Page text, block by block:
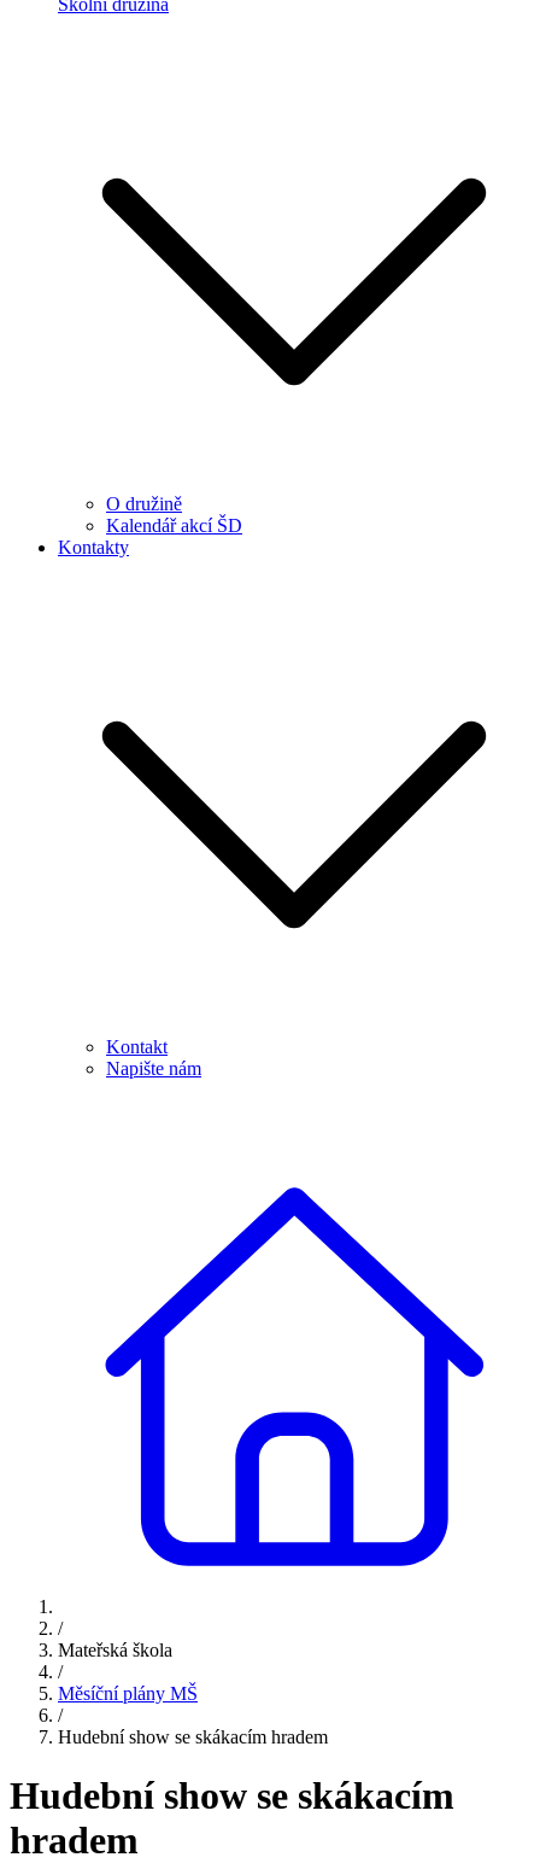
Školní družina
O družině
Kalendář akcí ŠD
Kontakty
Kontakt
Napište nám
/
Mateřská škola
/
Měsíční plány MŠ
/
Hudební show se skákacím hradem
Hudební show se skákacím
hradem